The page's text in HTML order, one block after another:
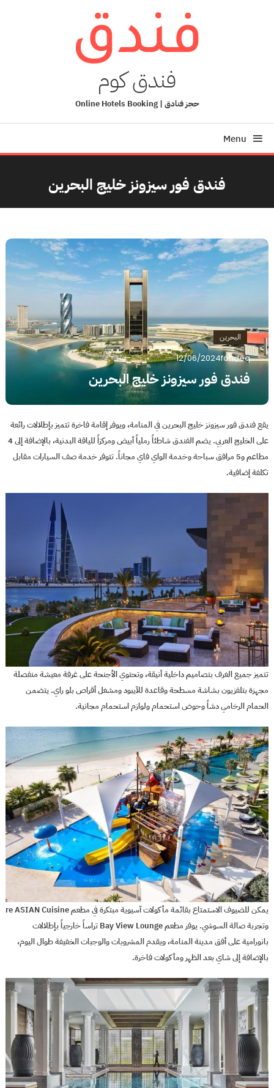
فندق كوم
حجز فنادق | Online Hotels Booking
Menu
فندق فور سيزونز خليج البحرين
البحرين
12/06/2024fondeq
فندق فور سيزونز خليج البحرين
يقع فندق فور سيزونز خليج البحرين في المنامة، ويوفر إقامة فاخرة تتميز بإطلالات رائعة
على الخليج العربي. يضم الفندق شاطئاً رملياً أبيض ومركزاً للياقة البدنية، بالإضافة إلى 4
مطاعم و5 مرافق سباحة وخدمة الواي فاي مجاناً. تتوفر خدمة صف السيارات مقابل
تكلفة إضافية.
تتميز جميع الغرف بتصاميم داخلية أنيقة، وتحتوي الأجنحة على غرفة معيشة منفصلة
مجهزة بتلفزيون بشاشة مسطحة وقاعدة للآيبود ومشغل أقراص بلو راي. يتضمن
الحمام الرخامي دشاً وحوض استحمام ولوازم استحمام مجانية.
يمكن للضيوف الاستمتاع بقائمة مأكولات آسيوية مبتكرة في مطعم re ASIAN Cuisine
وتجربة صالة السوشي. يوفر مطعم Bay View Lounge تراساً خارجياً بإطلالات
بانورامية على أفق مدينة المنامة، ويقدم المشروبات والوجبات الخفيفة طوال اليوم،
بالإضافة إلى شاي بعد الظهر ومأكولات فاخرة.